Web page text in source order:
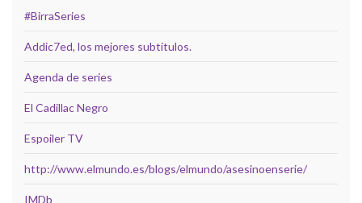
#BirraSeries
Addic7ed, los mejores subtítulos.
Agenda de series
El Cadillac Negro
Espoiler TV
http://www.elmundo.es/blogs/elmundo/asesinoenserie/
IMDb